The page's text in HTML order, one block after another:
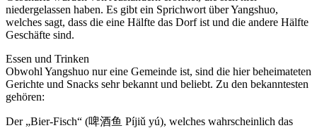
niedergelassen haben. Es gibt ein Sprichwort über Yangshuo,
welches sagt, dass die eine Hälfte das Dorf ist und die andere Hälfte
Geschäfte sind.
Essen und Trinken
Obwohl Yangshuo nur eine Gemeinde ist, sind die hier beheimateten
Gerichte und Snacks sehr bekannt und beliebt. Zu den bekanntesten
gehören:
Der „Bier-Fisch“ (啤酒鱼 Píjiǔ yú), welches wahrscheinlich das